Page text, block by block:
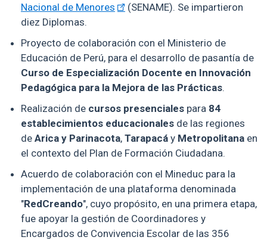
Nacional de Menores
(SENAME). Se impartieron
diez Diplomas.
Proyecto de colaboración con el Ministerio de
Educación de Perú, para el desarrollo de pasantía de
Curso de Especialización Docente en Innovación
Pedagógica para la Mejora de las Prácticas.
Realización de cursos presenciales para 84
establecimientos educacionales de las regiones
de Arica y Parinacota, Tarapacá y Metropolitana en
el contexto del Plan de Formación Ciudadana.
Acuerdo de colaboración con el Mineduc para la
implementación de una plataforma denominada
"RedCreando", cuyo propósito, en una primera etapa,
fue apoyar la gestión de Coordinadores y
Encargados de Convivencia Escolar de las 356